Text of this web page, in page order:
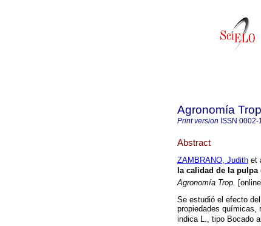
Agronomía
Print version ISSN 0002-
Abstract
ZAMBRANO, Judith et
la calidad de la pulpa
Agronomía Trop.
Se estudió el efecto
propiedades químicas,
indica L., tipo